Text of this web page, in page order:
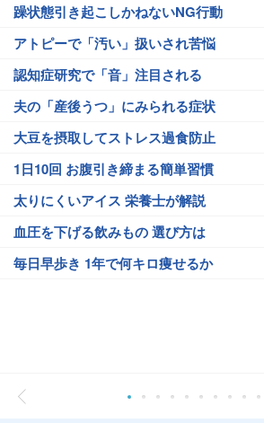
躁状態引き起こしかねないNG行動
アトピーで「汚い」扱いされ苦悩
認知症研究で「音」注目される
夫の「産後うつ」にみられる症状
大豆を摂取してストレス過食防止
1日10回 お腹引き締まる簡単習慣
太りにくいアイス 栄養士が解説
血圧を下げる飲みもの 選び方は
毎日早歩き 1年で何キロ痩せるか